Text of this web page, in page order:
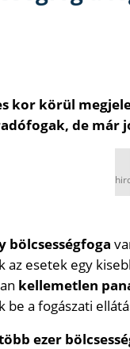
kor körül
de már
bölcsességfoga
az esetek egy
kellemetlen
a fogászati
ezer